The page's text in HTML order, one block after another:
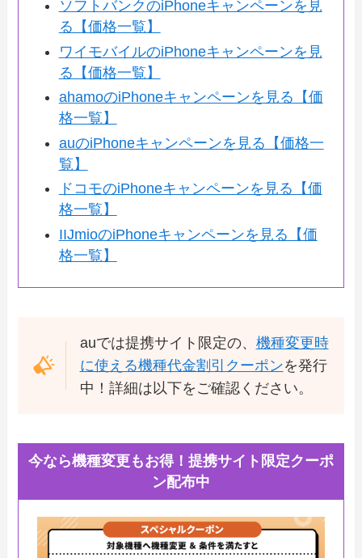
ソフトバンクのiPhoneキャンペーンを見
る【価格一覧】
ワイモバイルのiPhoneキャンペーンを見
る【価格一覧】
ahamoのiPhoneキャンペーンを見る【価
格一覧】
auのiPhoneキャンペーンを見る【価格一
覧】
ドコモのiPhoneキャンペーンを見る【価
格一覧】
IIJmioのiPhoneキャンペーンを見る【価
格一覧】
auでは提携サイト限定の、 機種変更時
に使える機種代金割引クーポンを発行
中！詳細は以下をご確認ください。
今なら機種変更もお得！提携サイト限定クーポ
ン配布中